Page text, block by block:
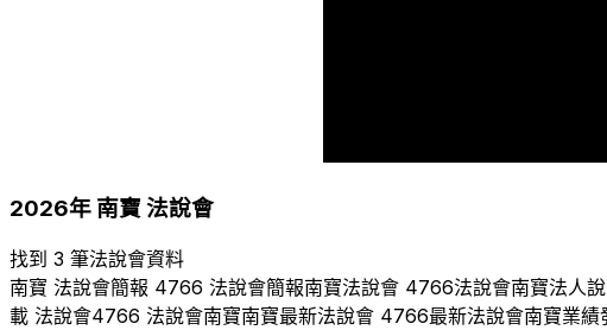
2026年 南寶 法說會
找到 3 筆法說會資料
南寶 法說會簡報 4766 法說會簡報南寶法說會 4766法說會南寶法人
載 法說會4766 法說會南寶南寶最新法說會 4766最新法說會南寶業績